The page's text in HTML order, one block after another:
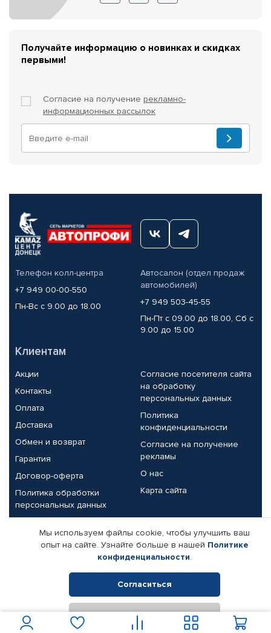
Получайте информацию о новинках и скидках
первыми!
Согласие на получение рекламно-
информационных рассылок
Телефон колл-центра
+7 949 00-00-550
Пн-Вс с 9.00 до 18.00
Автосалон (отдел продаж
автомобилей)
+7 949 503-45-55
Пн-Пт с 09.00 до 18.00, Сб с
9.00 до 15.00
Клиентам
Акции
Контакты
Оплата
Доставка
Обмен и возврат
Гарантия
Договор-оферта
Политика обработки
персональных данных
Согласие посетителя сайта
на обработку
персональных данных
Политика
конфиденциальности
Согласие на получение
рекламы
О нас
Карта сайта
Партнерам
Корпоративным клиентам
Поставщикам
Реквизиты компании
© КАМАЗ ЦЕНТР ДОНЕЦК, 2015-2026. Все права защищены.
Интернет-магазин автомобильных товаров Автопрофи.
Мы используем файлы cookie, чтобы улучшить ваш
опыт на сайте. Узнайте больше в нашей Политике
конфиденциальности.
Согласиться
Отклонить